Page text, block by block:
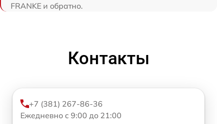
FRANKE и обратно.
Контакты
+7 (381) 267-86-36
Ежедневно с 9:00 до 21:00